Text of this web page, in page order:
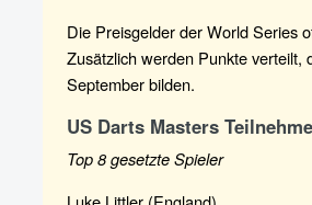
Die Preisgelder der World Series
Zusätzlich werden Punkte verteilt,
September bilden.
US Darts Masters
Top 8 gesetzte Spieler